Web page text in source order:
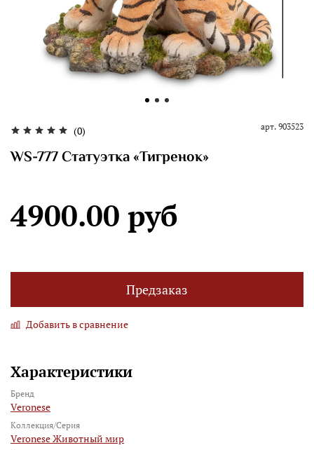
(0) арт. 903523
WS-777 Статуэтка «Тигренок»
4900.00 руб
Предзаказ
Добавить в сравнение
Характеристики
Бренд
Veronese
Коллекция/Серия
Veronese Животный мир